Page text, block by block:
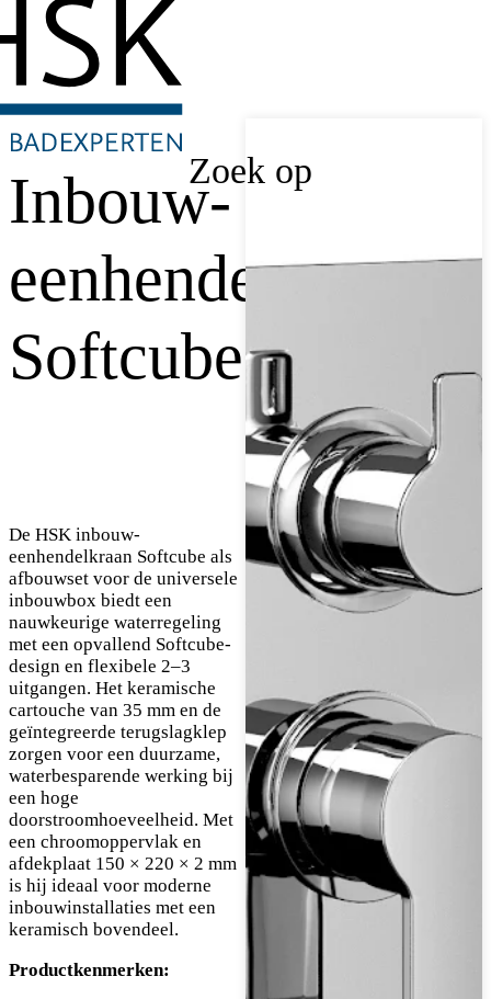
Zoek op
Inbouw-
eenhendelkraan
Softcube
De HSK inbouw-
eenhendelkraan Softcube als
afbouwset voor de universele
inbouwbox biedt een
nauwkeurige waterregeling
met een opvallend Softcube-
design en flexibele 2–3
uitgangen. Het keramische
cartouche van 35 mm en de
geïntegreerde terugslagklep
zorgen voor een duurzame,
waterbesparende werking bij
een hoge
doorstroomhoeveelheid. Met
een chroomoppervlak en
afdekplaat 150 × 220 × 2 mm
is hij ideaal voor moderne
inbouwinstallaties met een
keramisch bovendeel.
Productkenmerken: